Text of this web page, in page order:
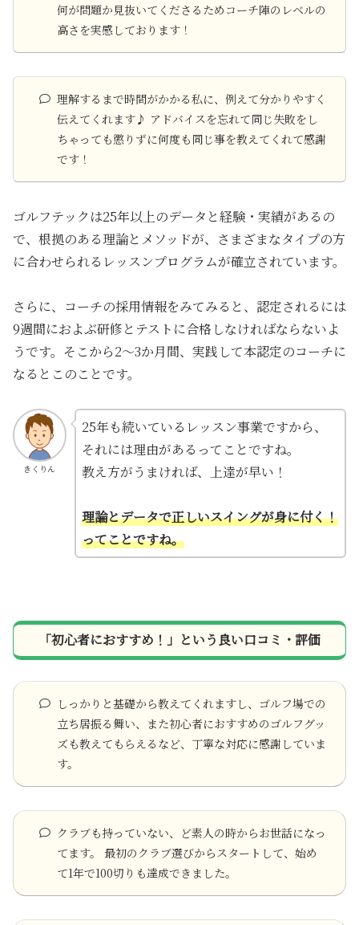
何が問題か見抜いてくださるためコーチ陣のレベルの
高さを実感しております！
理解するまで時間がかかる私に、例えて分かりやすく
伝えてくれます♪ アドバイスを忘れて同じ失敗をし
ちゃっても懲りずに何度も同じ事を教えてくれて感謝
です！
ゴルフテックは25年以上のデータと経験・実績があるの
で、根拠のある理論とメソッドが、さまざまなタイプの方
に合わせられるレッスンプログラムが確立されています。
さらに、コーチの採用情報をみてみると、認定されるには
9週間におよぶ研修とテストに合格しなければならないよ
うです。そこから2～3か月間、実践して本認定のコーチに
なるとこのことです。
きくりん
25年も続いているレッスン事業ですから、
それには理由があるってことですね。
教え方がうまければ、上達が早い！
理論とデータで正しいスイングが身に付く！
ってことですね。
「初心者におすすめ！」という良い口コミ・評価
しっかりと基礎から教えてくれますし、ゴルフ場での
立ち居振る舞い、また初心者におすすめのゴルフグッ
ズも教えてもらえるなど、丁寧な対応に感謝していま
す。
クラブも持っていない、ど素人の時からお世話になっ
てます。 最初のクラブ選びからスタートして、始め
て1年で100切りも達成できました。